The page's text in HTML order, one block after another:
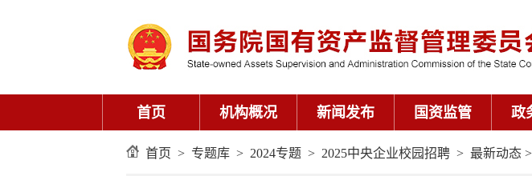
首页 机构概况 新闻发布 国资监管 政
首页 > 专题库 > 2024专题 > 2025中央企业校园招聘 > 最新动态